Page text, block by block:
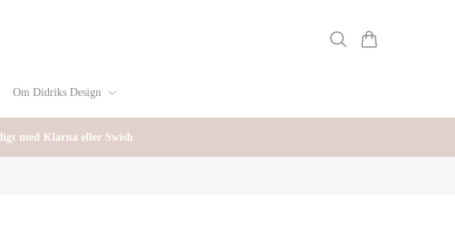
Om Didriks Design
med Klarna eller Swish